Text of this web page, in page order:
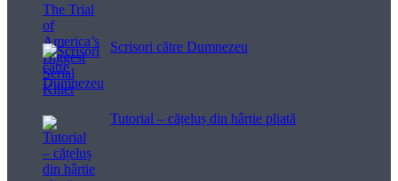
Scrisori către Dumnezeu
Tutorial – cățeluș din hârtie pliată